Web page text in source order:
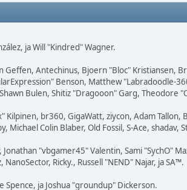
ja Will "Kindred" Wagner.
Geffen, Antechinus, Bjoern "Bloc" Kristiansen,
Benson, Matthew "Labradoodle-
Bulen, Shitiz "Dragooon" Garg, Theodore
br360, GigaWatt, ziycon, Adam
Michael Colin Blaber, Old Fossil, S-Ace,
"vbgamer45" Valentin, Sami "SychO"
Ricky., Russell "NEND" Najar, ja SA™.
ja Joshua "groundup" Dickerson.